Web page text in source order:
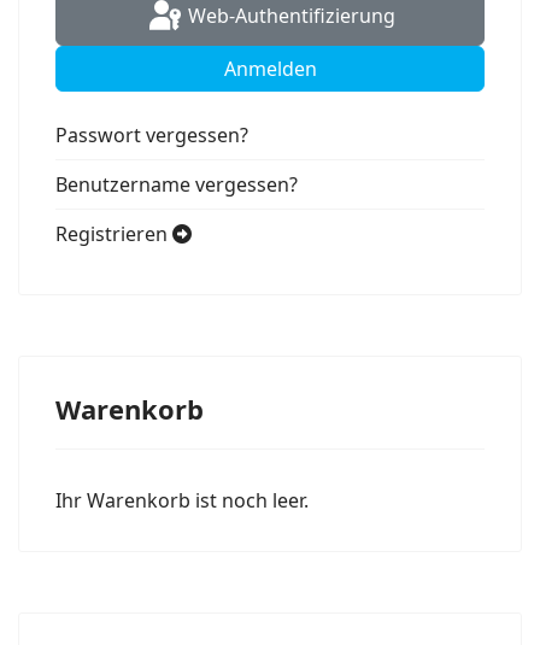
Web-Authentifizierung
Anmelden
Passwort vergessen?
Benutzername vergessen?
Registrieren
Warenkorb
Ihr Warenkorb ist noch leer.